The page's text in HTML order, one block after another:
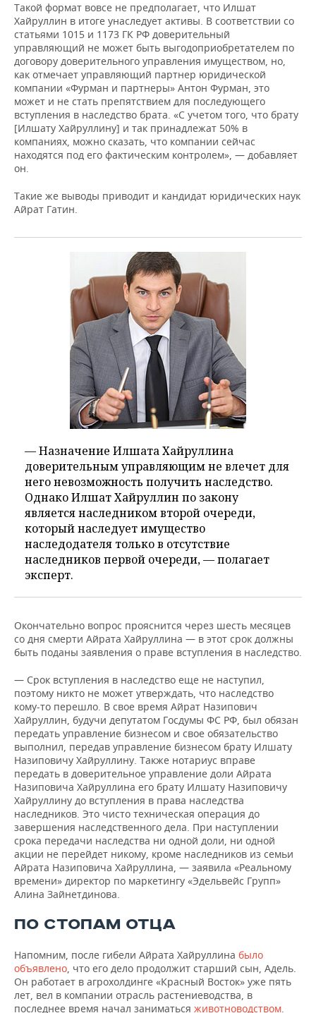
Такой формат вовсе не предполагает, что Илшат
Хайруллин в итоге унаследует активы. В соответствии со
статьями 1015 и 1173 ГК РФ доверительный
управляющий не может быть выгодоприобретателем по
договору доверительного управления имуществом, но,
как отмечает управляющий партнер юридической
компании «Фурман и партнеры» Антон Фурман, это
может и не стать препятствием для последующего
вступления в наследство брата. «С учетом того, что брату
[Илшату Хайруллину] и так принадлежат 50% в
компаниях, можно сказать, что компании сейчас
находятся под его фактическим контролем», — добавляет
он.
Такие же выводы приводит и кандидат юридических наук
Айрат Гатин.
— Назначение Илшата Хайруллина
доверительным управляющим не влечет для
него невозможность получить наследство.
Однако Илшат Хайруллин по закону
является наследником второй очереди,
который наследует имущество
наследодателя только в отсутствие
наследников первой очереди, — полагает
эксперт.
Окончательно вопрос прояснится через шесть месяцев
со дня смерти Айрата Хайруллина — в этот срок должны
быть поданы заявления о праве вступления в наследство.
— Срок вступления в наследство еще не наступил,
поэтому никто не может утверждать, что наследство
кому-то перешло. В свое время Айрат Назипович
Хайруллин, будучи депутатом Госдумы ФС РФ, был обязан
передать управление бизнесом и свое обязательство
выполнил, передав управление бизнесом брату Илшату
Назиповичу Хайруллину. Также нотариус вправе
передать в доверительное управление доли Айрата
Назиповича Хайруллина его брату Илшату Назиповичу
Хайруллину до вступления в права наследства
наследников. Это чисто техническая операция до
завершения наследственного дела. При наступлении
срока передачи наследства ни одной доли, ни одной
акции не перейдет никому, кроме наследников из семьи
Айрата Назиповича Хайруллина, — заявила «Реальному
времени» директор по маркетингу «Эдельвейс Групп»
Алина Зайнетдинова.
ПО СТОПАМ ОТЦА
Напомним, после гибели Айрата Хайруллина было
объявлено, что его дело продолжит старший сын, Адель.
Он работает в агрохолдинге «Красный Восток» уже пять
лет, вел в компании отрасль растениеводства, в
последнее время начал заниматься животноводством.